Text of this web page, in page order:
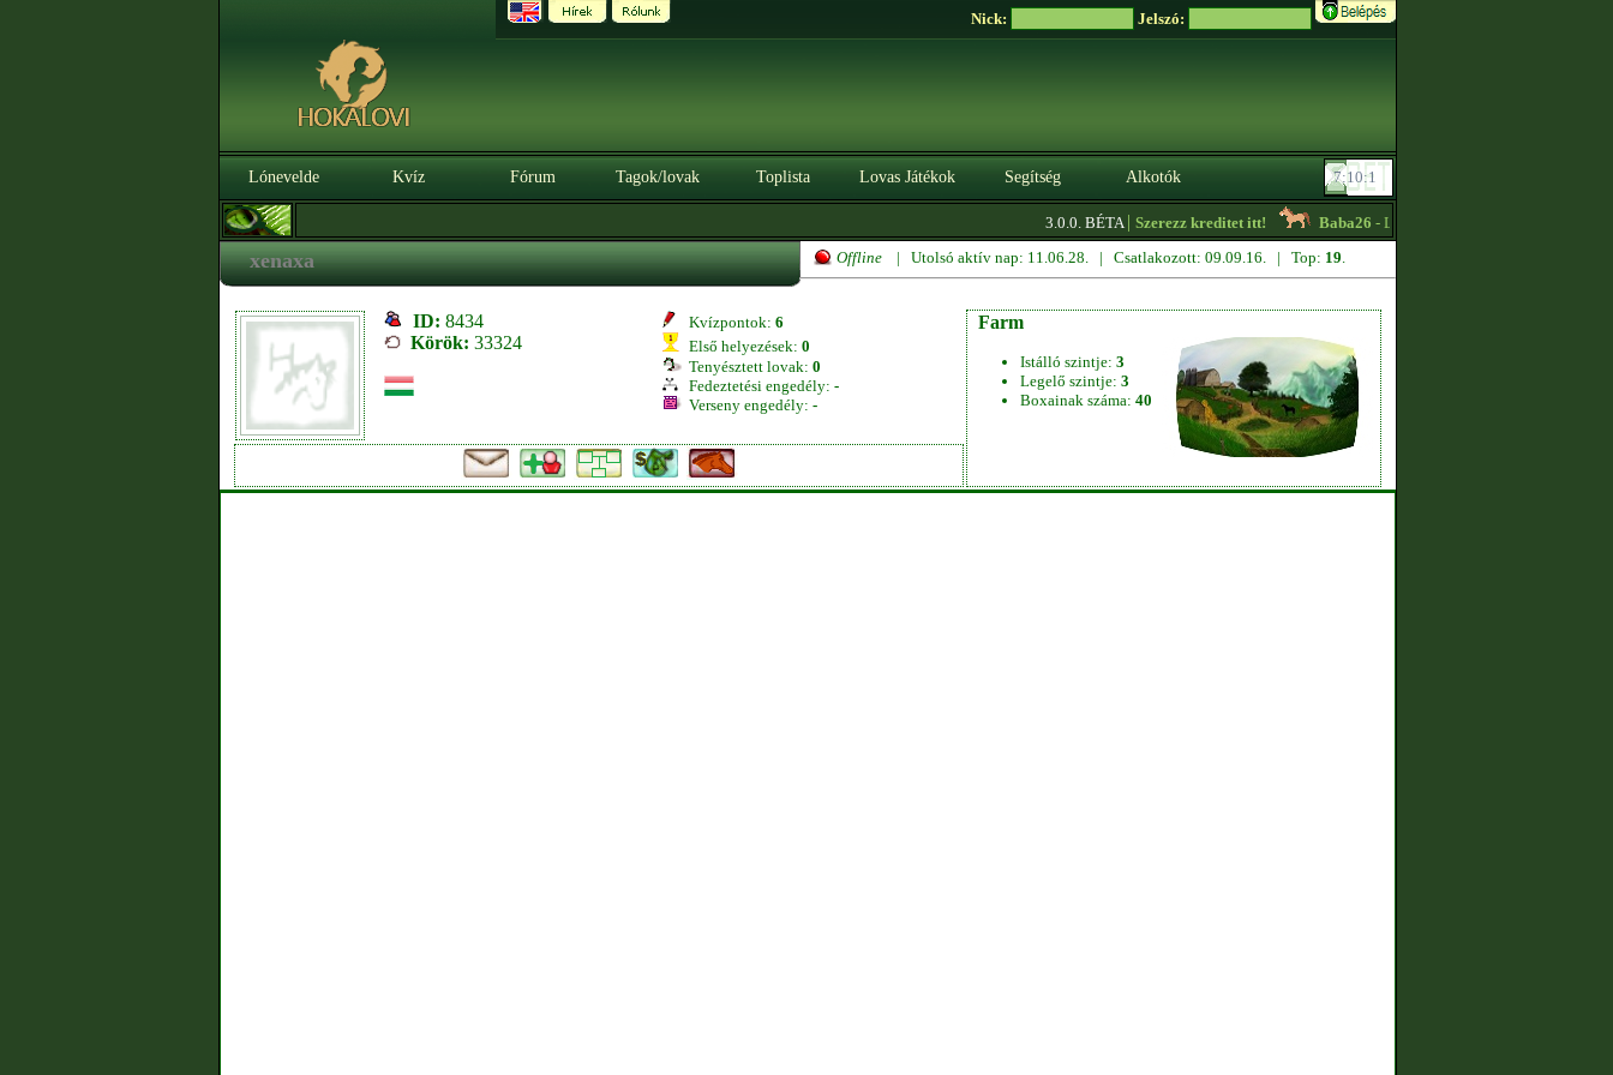
Nick: Jelszó:
Lónevelde Kvíz Fórum Tagok/lovak Toplista Lovas Játékok Segítség Alkotók
3.0.0. BÉTA|Szerezz kreditet itt! Baba26- Lassú körös edzőt keresek
xenaxa Offline | Utolsó aktív nap: 11.06.28. | Csatlakozott: 09.09.16. | Top: 19.
ID: 8434
Körök: 33324
Kvízpontok: 6
Első helyezések: 0
Tenyésztett lovak: 0
Fedeztetési engedély: -
Verseny engedély: -
Farm
Istálló szintje: 3
Legelő szintje: 3
Boxainak száma: 40